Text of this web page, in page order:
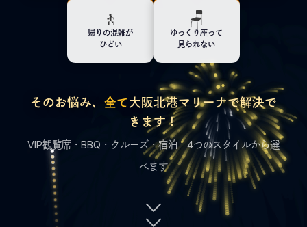
🚶
帰りの混雑が
ひどい
🪑
ゆっくり座って
見られない
そのお悩み、 全て大阪北港マリーナで解決で
きます！
VIP観覧席・BBQ・クルーズ・宿泊 4つのスタイルから選
べます